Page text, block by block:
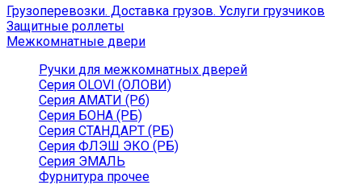
Грузоперевозки. Доставка грузов. Услуги грузчиков
Защитные роллеты
Межкомнатные двери
Ручки для межкомнатных дверей
Серия OLOVI (ОЛОВИ)
Серия АМАТИ (Рб)
Серия БОНА (РБ)
Серия СТАНДАРТ (РБ)
Серия ФЛЭШ ЭКО (РБ)
Серия ЭМАЛЬ
Фурнитура прочее